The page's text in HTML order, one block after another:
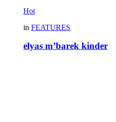
Hot
in FEATURES
elyas m’barek kinder